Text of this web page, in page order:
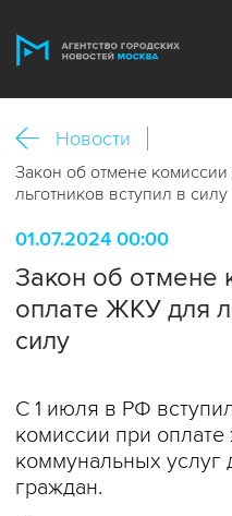
Новости
Закон об отмене
льготников вступил в силу
01.07.2024 00:00
Закон об отмене
оплате ЖКУ для
силу
С 1 июля в РФ
комиссии при
коммунальных услуг
граждан.